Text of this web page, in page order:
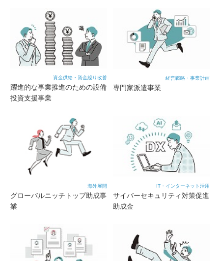
資金供給・資金繰り改善
躍進的な事業推進のための設備
投資支援事業
経営戦略・事業計画
専門家派遣事業
海外展開
グローバルニッチトップ助成事
業
IT・インターネット活用
サイバーセキュリティ対策促進
助成金